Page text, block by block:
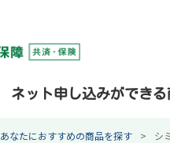
ネット申し込みができる
あなたにおすすめの商品を探す シ